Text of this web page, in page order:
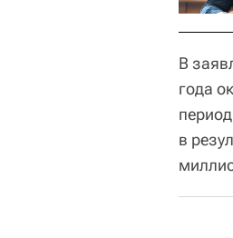
В
года
в